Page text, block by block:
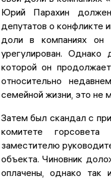
Юрий Парахин
депутатов о конфликте
доли в компаниях он
урегулирован.
которой он
относительно
семейной жизни, это не
Затем был скандал с
комитете
заместителю
объекта. Чиновник
оплачены, однако так